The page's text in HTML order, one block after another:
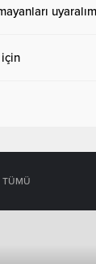
için
TÜMÜ